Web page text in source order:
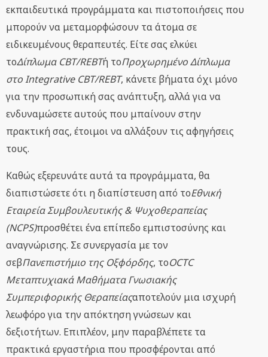
εκπαιδευτικά προγράμματα και πιστοποιήσεις που
μπορούν να μεταμορφώσουν τα άτομα σε
ειδικευμένους θεραπευτές. Είτε σας ελκύει
τοΔίπλωμα CBT/REBTή τοΠροχωρημένο Δίπλωμα
στο Integrative CBT/REBT, κάνετε βήματα όχι μόνο
για την προσωπική σας ανάπτυξη, αλλά για να
ενδυναμώσετε αυτούς που μπαίνουν στην
πρακτική σας, έτοιμοι να αλλάξουν τις αφηγήσεις
τους.
Καθώς εξερευνάτε αυτά τα προγράμματα, θα
διαπιστώσετε ότι η διαπίστευση από τοΕθνική
Εταιρεία Συμβουλευτικής & Ψυχοθεραπείας
(NCPS)προσθέτει ένα επίπεδο εμπιστοσύνης και
αναγνώρισης. Σε συνεργασία με τον
σεβΠανεπιστήμιο της Οξφόρδης, τοOCTC
Μεταπτυχιακά Μαθήματα Γνωσιακής
Συμπεριφορικής Θεραπείαςαποτελούν μια ισχυρή
λεωφόρο για την απόκτηση γνώσεων και
δεξιοτήτων. Επιπλέον, μην παραβλέπετε τα
πρακτικά εργαστήρια που προσφέρονται από